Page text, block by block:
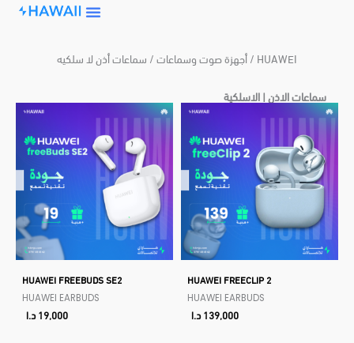
Skip
أجهزة صوت وسماعات / سماعات أذن لا سلكيه / HUAWEI
سماعات الاذن | الاسلكية
HUAWEI FREEBUDS SE2
HUAWEI EARBUDS
19,000د.ا
HUAWEI FREECLIP 2
HUAWEI EARBUDS
139,000د.ا